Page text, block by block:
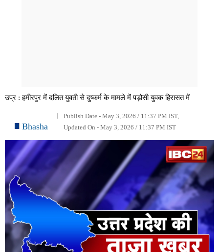
उप्र : हमीरपुर में दलित युवती से दुष्कर्म के मामले में पड़ोसी युवक हिरासत में
Bhasha
Publish Date - May 3, 2026 / 11:37 PM IST,
Updated On - May 3, 2026 / 11:37 PM IST